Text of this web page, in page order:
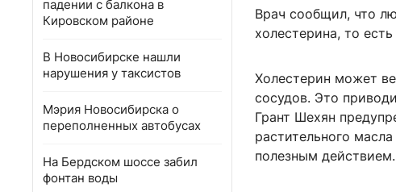
падении с балкона в
Кировском районе
В Новосибирске нашли
нарушения у таксистов
Мэрия Новосибирска о
переполненных автобусах
На Бердском шоссе забил
фонтан воды
Врач сообщил, что
холестерина, то
Холестерин может
сосудов. Это
Грант Шехян
растительного
полезным действием.